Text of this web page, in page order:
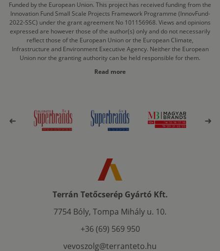
Funded by the European Union. This project has received funding from the
Innovation Fund Small Scale Projects Framework Programme (InnovFund-
2022-SSC) under the grant agreement No 101156968. Views and opinions
expressed are however those of the author(s) only and do not necessarily
reflect those of the European Union or the European Climate,
Infrastructure and Environment Executive Agency. Neither the European
Union nor the granting authority can be held responsible for them.
Read more
Terrán Tetőcserép Gyártó Kft.
7754 Bóly, Tompa Mihály u. 10.
+36 (69) 569 950
vevoszolg@terranteto.hu